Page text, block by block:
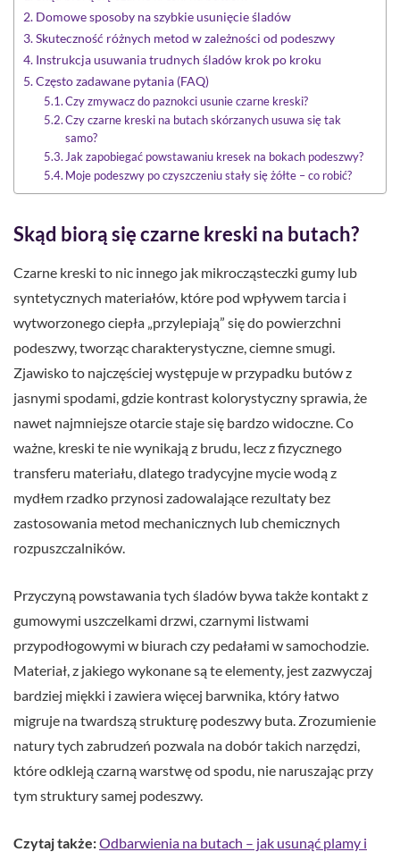
Domowe sposoby na szybkie usunięcie śladów
Skuteczność różnych metod w zależności od podeszwy
Instrukcja usuwania trudnych śladów krok po kroku
Często zadawane pytania (FAQ)
Czy zmywacz do paznokci usunie czarne kreski?
Czy czarne kreski na butach skórzanych usuwa się tak
samo?
Jak zapobiegać powstawaniu kresek na bokach podeszwy?
Moje podeszwy po czyszczeniu stały się żółte – co robić?
Skąd biorą się czarne kreski na butach?
Czarne kreski to nic innego jak mikrocząsteczki gumy lub
syntetycznych materiałów, które pod wpływem tarcia i
wytworzonego ciepła „przylepiają” się do powierzchni
podeszwy, tworząc charakterystyczne, ciemne smugi.
Zjawisko to najczęściej występuje w przypadku butów z
jasnymi spodami, gdzie kontrast kolorystyczny sprawia, że
nawet najmniejsze otarcie staje się bardzo widoczne. Co
ważne, kreski te nie wynikają z brudu, lecz z fizycznego
transferu materiału, dlatego tradycyjne mycie wodą z
mydłem rzadko przynosi zadowalające rezultaty bez
zastosowania metod mechanicznych lub chemicznych
rozpuszczalników.
Przyczyną powstawania tych śladów bywa także kontakt z
gumowymi uszczelkami drzwi, czarnymi listwami
przypodłogowymi w biurach czy pedałami w samochodzie.
Materiał, z jakiego wykonane są te elementy, jest zazwyczaj
bardziej miękki i zawiera więcej barwnika, który łatwo
migruje na twardszą strukturę podeszwy buta. Zrozumienie
natury tych zabrudzeń pozwala na dobór takich narzędzi,
które odkleją czarną warstwę od spodu, nie naruszając przy
tym struktury samej podeszwy.
Czytaj także:Odbarwienia na butach – jak usunąć plamy i